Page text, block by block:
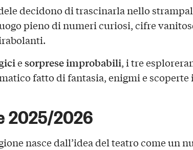
decidono di trascinarla nello
pieno di numeri curiosi, cifre
esorprese improbabili, i tre
fatto di fantasia, enigmi e scoperte
2025/2026
nasce dall’idea del teatro come un